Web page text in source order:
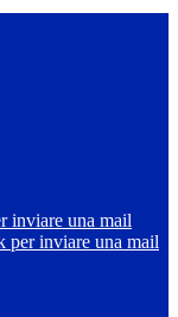
inviare una mail
per inviare una mail